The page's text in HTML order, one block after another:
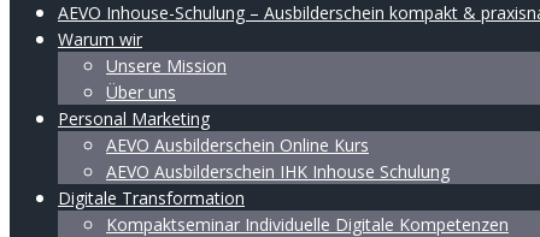
AEVO Inhouse-Schulung – Ausbilderschein kompakt &
Warum wir
Unsere Mission
Über uns
Personal Marketing
AEVO Ausbilderschein Online Kurs
AEVO Ausbilderschein IHK Inhouse Schulung
Digitale Transformation
Kompaktseminar Individuelle Digitale Kompetenzen